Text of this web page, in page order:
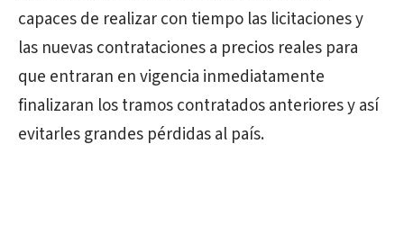
capaces de realizar con tiempo las licitaciones y
las nuevas contrataciones a precios reales para
que entraran en vigencia inmediatamente
finalizaran los tramos contratados anteriores y así
evitarles grandes pérdidas al país.